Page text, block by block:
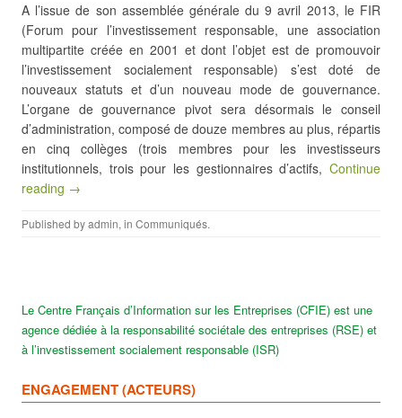
A l’issue de son assemblée générale du 9 avril 2013, le FIR
(Forum pour l’investissement responsable, une association
multipartite créée en 2001 et dont l’objet est de promouvoir
l’investissement socialement responsable) s’est doté de
nouveaux statuts et d’un nouveau mode de gouvernance.
L’organe de gouvernance pivot sera désormais le conseil
d’administration, composé de douze membres au plus, répartis
en cinq collèges (trois membres pour les investisseurs
institutionnels, trois pour les gestionnaires d’actifs, Continue
reading →
Published byadmin, in Communiqués.
Le Centre Français d’Information sur les Entreprises (CFIE) est une
agence dédiée à la responsabilité sociétale des entreprises (RSE) et
à l’investissement socialement responsable (ISR)
ENGAGEMENT (ACTEURS)